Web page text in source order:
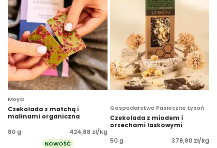
Moya
Czekolada z matchą i
malinami organiczna
80 g
424,88 zł/kg
NOWOŚĆ
Gospodarstwo Pasieczne Łysoń
Czekolada z miodem i
orzechami laskowymi
50 g
379,80 zł/kg